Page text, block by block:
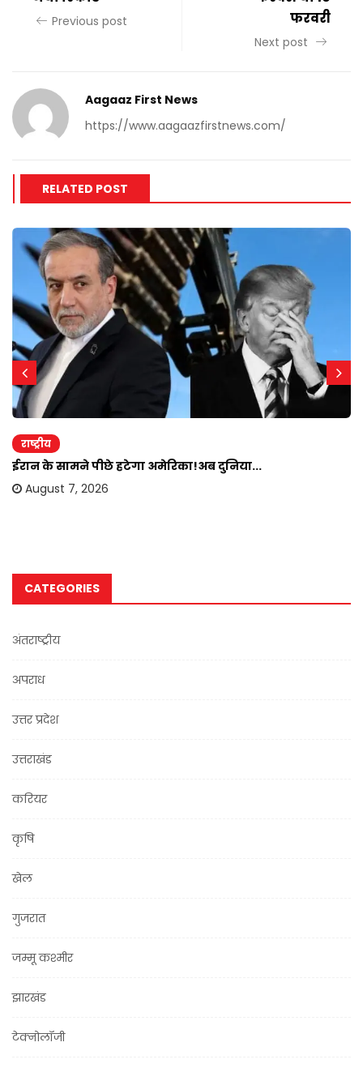
Previous post
फरवरी
Next post
Aagaaz First News
https://www.aagaazfirstnews.com/
RELATED POST
राष्ट्रीय
ईरान के सामने पीछे हटेगा अमेरिका!अब दुनिया...
August 7, 2026
CATEGORIES
अंतराष्ट्रीय
अपराध
उत्तर प्रदेश
उत्तराखंड
करियर
कृषि
खेल
गुजरात
जम्मू कश्मीर
झारखंड
टेक्नोलॉजी